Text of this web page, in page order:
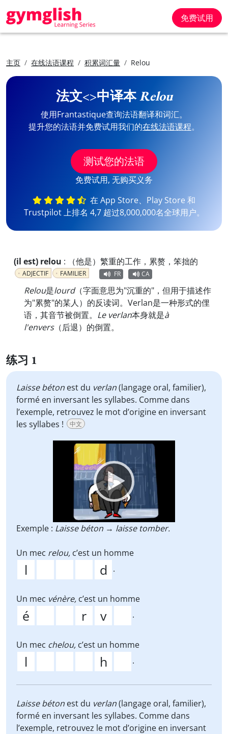
免费试用
主页 在线法语课程 积累词汇量 Relou
法文<>中译本Relou
使用Frantastique查询法语翻译和词汇。
提升您的法语并免费试用我们的在线法语课程。
测试您的法语
免费试用, 无购买义务
在 App Store、Play Store 和
Trustpilot 上排名 4,7 超过8,000,000名全球用户。
(il est) relou : （他是）繁重的工作，累赘，笨拙的
ADJECTIF FAMILIER FR CA
Relou是lourd（字面意思为"沉重的"，但用于描述作
为"累赘"的某人）的反读词。Verlan是一种形式的俚
语，其音节被倒置。 Le verlan本身就是à
l'envers（后退）的倒置。
练习 1
Laisse béton est du verlan(langage oral, familier),
formé en inversant les syllabes. Comme dans
l’exemple, retrouvez le mot d’origine en inversant
les syllabes !
中文
Exemple : Laisse béton → laisse tomber.
Un mec relou, c’est un homme
.
Un mec vénère, c’est un homme
.
Un mec chelou, c’est un homme
.
Laisse béton est du verlan(langage oral, familier),
formé en inversant les syllabes. Comme dans
l’exemple, retrouvez le mot d’origine en inversant